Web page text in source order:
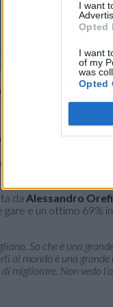
I want
Opted
I want
of my
was
Opted
casa Prosecco
, cresciuta
Obuda. Dotata
ha iniziato a giocare
a 17 anni, ha
in Ungheria. Con il
europee.
da Alessandro
e un ottimo 69%
So che è una
al mondo è una
migliorare. Non vedo